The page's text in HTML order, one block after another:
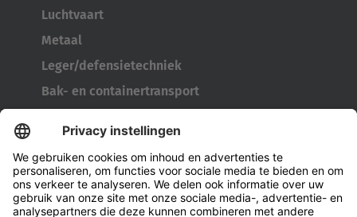
Luchtvaart
Metaal
Leger/defensietechniek
Bak- en containertransport
Kabelhaspeltransporter
Deuren en ramen
Bedrijf